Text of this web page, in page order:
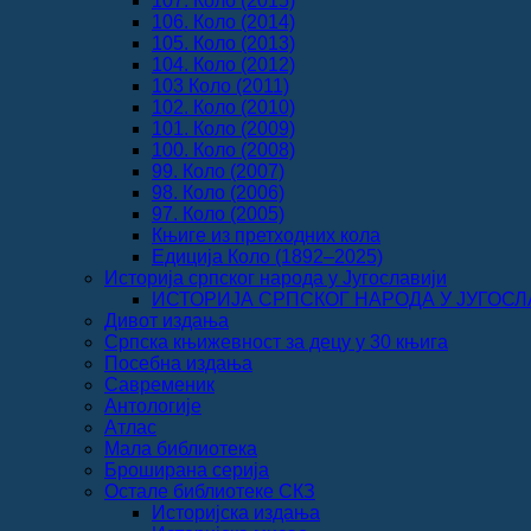
106. Коло (2014)
105. Коло (2013)
104. Коло (2012)
103 Коло (2011)
102. Коло (2010)
101. Коло (2009)
100. Коло (2008)
99. Коло (2007)
98. Коло (2006)
97. Коло (2005)
Књиге из претходних кола
Едиција Коло (1892‒2025)
Историја српског народа у Југославији
ИСТОРИЈА СРПСКОГ НАРОДА У
Дивот издања
Српска књижевност за децу у 30 књига
Посебна издања
Савременик
Антологије
Атлас
Мала библиотека
Броширана серија
Остале библиотеке СКЗ
Историјска издања